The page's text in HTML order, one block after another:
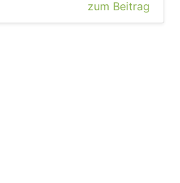
zum Beitrag